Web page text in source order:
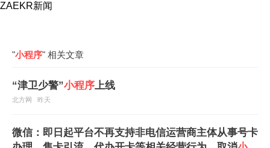
ZAEKR新闻
"小程序" 相关文章
“津卫少警”小程序上线
北方网 昨天
微信：即日起平台不再支持非电信运营商主体从事号卡